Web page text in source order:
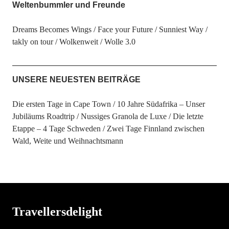
Weltenbummler und Freunde
Dreams Becomes Wings Face your Future
Sunniest Way
takly on tour
Wolkenweit Wolle 3.0
UNSERE NEUESTEN BEITRÄGE
Die ersten Tage in Cape Town
10 Jahre Südafrika – Unser
Jubiläums Roadtrip
Nussiges Granola de Luxe
Die letzte
Etappe – 4 Tage Schweden
Zwei Tage Finnland zwischen
Wald, Weite und Weihnachtsmann
Travellersdelight